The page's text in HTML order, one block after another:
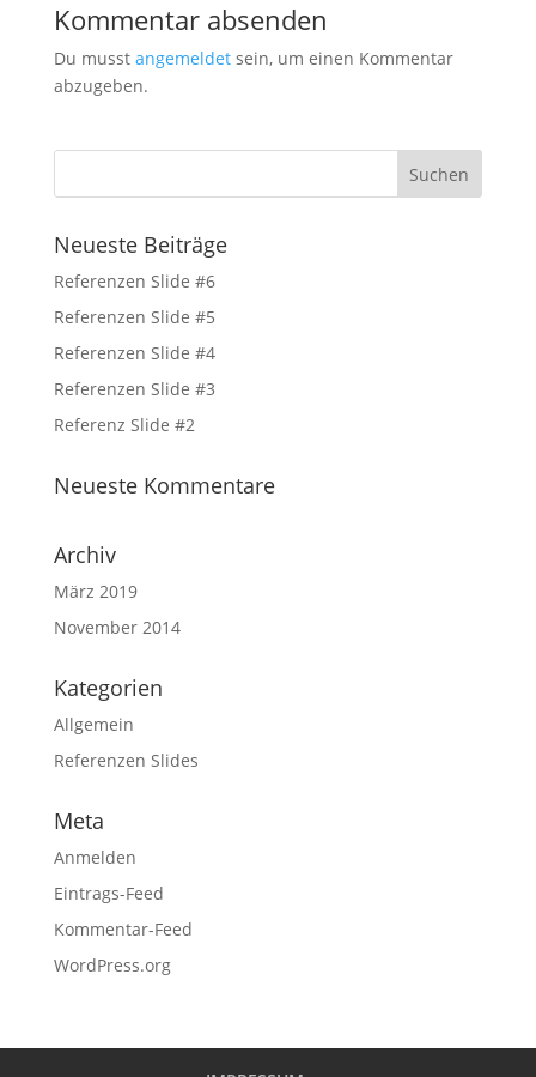
Kommentar absenden
Du musst angemeldetsein, um einen Kommentar
abzugeben.
Neueste Beiträge
Referenzen Slide #6
Referenzen Slide #5
Referenzen Slide #4
Referenzen Slide #3
Referenz Slide #2
Neueste Kommentare
Archiv
März 2019
November 2014
Kategorien
Allgemein
Referenzen Slides
Meta
Anmelden
Eintrags-Feed
Kommentar-Feed
WordPress.org